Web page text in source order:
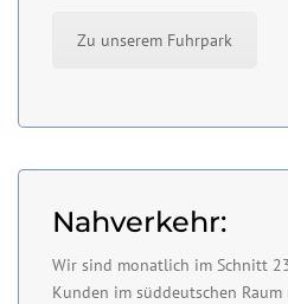
Zu unserem Fuhrpark
Nahverkehr:
Wir sind monatlich im Schnitt
Kunden im süddeutschen Raum